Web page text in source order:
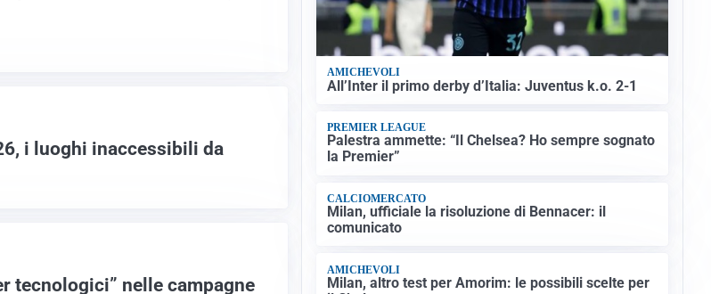
i luoghi inaccessibili da
tecnologici” nelle campagne
AMICHEVOLI
All’Inter il primo derby d’Italia: Juventus k.o. 2-1
PREMIER LEAGUE
Palestra ammette: “Il Chelsea? Ho sempre sognato
la Premier”
CALCIOMERCATO
Milan, ufficiale la risoluzione di Bennacer: il
comunicato
AMICHEVOLI
Milan, altro test per Amorim: le possibili scelte per